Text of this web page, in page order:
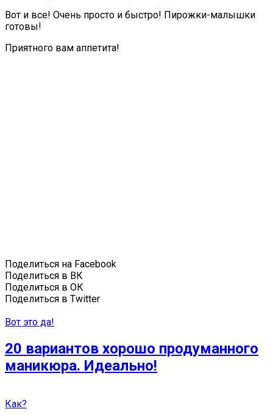
Вот и все! Очень просто и быстро! Пирожки-малышки
готовы!
Приятного вам аппетита!
Поделиться на Facebook
Поделиться в ВК
Поделиться в ОК
Поделиться в Twitter
Вот это да!
20 вариантов хорошо продуманного
маникюра. Идеально!
Как?